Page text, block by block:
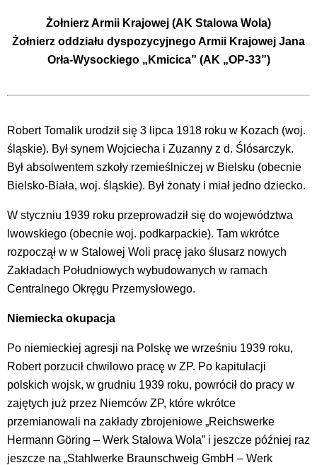
Żołnierz Armii Krajowej (AK Stalowa Wola)
Żołnierz oddziału dyspozycyjnego Armii Krajowej Jana
Orła-Wysockiego „Kmicica” (AK „OP-33”)
Robert Tomalik urodził się 3 lipca 1918 roku w Kozach (woj.
śląskie). Był synem Wojciecha i Zuzanny z d. Ślósarczyk.
Był absolwentem szkoły rzemieślniczej w Bielsku (obecnie
Bielsko-Biała, woj. śląskie). Był żonaty i miał jedno dziecko.
W styczniu 1939 roku przeprowadził się do województwa
lwowskiego (obecnie woj. podkarpackie). Tam wkrótce
rozpoczął w w Stalowej Woli pracę jako ślusarz nowych
Zakładach Południowych wybudowanych w ramach
Centralnego Okręgu Przemysłowego.
Niemiecka okupacja
Po niemieckiej agresji na Polskę we wrześniu 1939 roku,
Robert porzucił chwilowo pracę w ZP. Po kapitulacji
polskich wojsk, w grudniu 1939 roku, powrócił do pracy w
zajętych już przez Niemców ZP, które wkrótce
przemianowali na zakłady zbrojeniowe „Reichswerke
Hermann Göring – Werk Stalowa Wola” i jeszcze później raz
jeszcze na „Stahlwerke Braunschweig GmbH – Werk